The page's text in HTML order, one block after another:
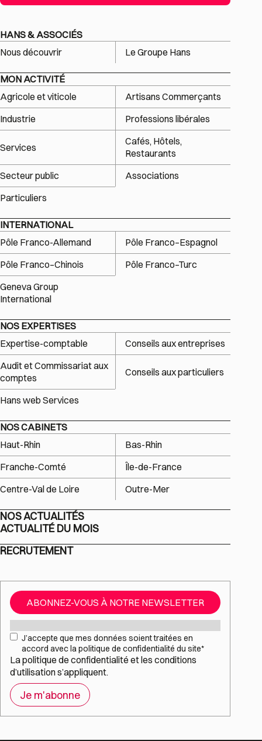
HANS & ASSOCIÉS
Nous découvrir
Le Groupe Hans
MON ACTIVITÉ
Agricole et viticole
Artisans Commerçants
Industrie
Professions libérales
Services
Cafés, Hôtels,
Restaurants
Secteur public
Associations
Particuliers
INTERNATIONAL
Pôle Franco-Allemand
Pôle Franco–Espagnol
Pôle Franco–Chinois
Pôle Franco–Turc
Geneva Group
International
NOS EXPERTISES
Expertise-comptable
Conseils aux entreprises
Audit et Commissariat aux
comptes
Conseils aux particuliers
Hans web Services
NOS CABINETS
Haut-Rhin
Bas-Rhin
Franche-Comté
Île-de-France
Centre-Val de Loire
Outre-Mer
NOS ACTUALITÉS
ACTUALITÉ DU MOIS
RECRUTEMENT
ABONNEZ-VOUS À NOTRE NEWSLETTER
Mail*
RGPD*
J’accepte que mes données soient traitées en
accord avec la politique de confidentialité du site*
Lapolitique de confidentialité et les conditions
d’utilisations’appliquent.